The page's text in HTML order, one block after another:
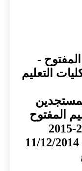
-
التعليم
المفتوح